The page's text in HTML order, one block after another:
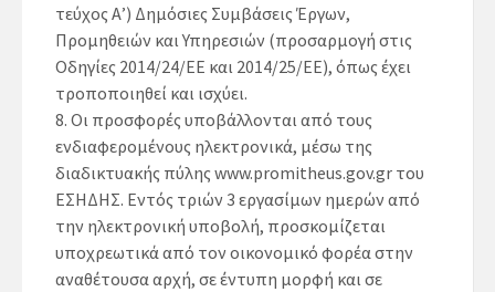
τεύχος Α’) Δημόσιες Συμβάσεις Έργων,
Προμηθειών και Υπηρεσιών (προσαρμογή στις
Οδηγίες 2014/24/ΕΕ και 2014/25/ΕΕ), όπως έχει
τροποποιηθεί και ισχύει.
8. Οι προσφορές υποβάλλονται από τους
ενδιαφερομένους ηλεκτρονικά, μέσω της
διαδικτυακής πύλης www.promitheus.gov.gr του
ΕΣΗΔΗΣ. Εντός τριών 3 εργασίμων ημερών από
την ηλεκτρονική υποβολή, προσκομίζεται
υποχρεωτικά από τον οικονομικό φορέα στην
αναθέτουσα αρχή, σε έντυπη μορφή και σε